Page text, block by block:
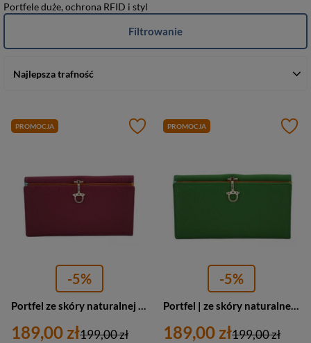
Portfele duże, ochrona RFID i styl
Najlepsza trafność
Filtrowanie
PROMOCJA
-5%
Portfel ze skóry naturalnej damski Barberini's D-0020-14 duży fuksja
189,00 zł199,00 zł
PROMOCJA
-5%
Portfel | ze skóry naturalnej | damski | Barberini's D-0020-38 | duży | zielony
189,00 zł199,00 zł